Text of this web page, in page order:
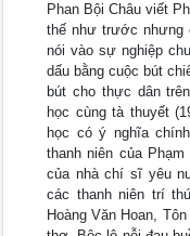
Phan Bội Châu viết
thế như trước nhưng
nói vào sự nghiệp
dấu bằng cuộc bút
bút cho thực dân
học cùng tà thuyết
học có ý nghĩa
thanh niên của
của nhà chí sĩ yêu
các thanh niên trí
Hoàng Văn Hoan,